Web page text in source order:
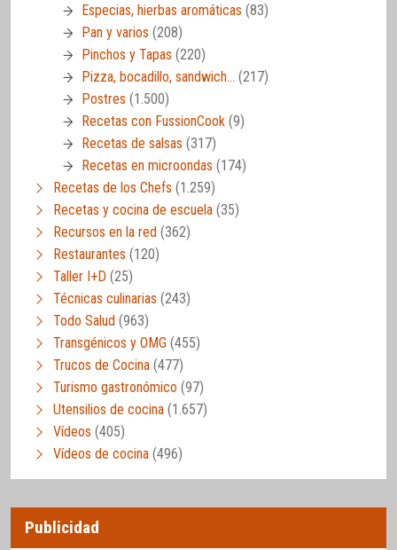
Especias, hierbas aromáticas (83)
Pan y varios (208)
Pinchos y Tapas (220)
Pizza, bocadillo, sandwich… (217)
Postres (1.500)
Recetas con FussionCook (9)
Recetas de salsas (317)
Recetas en microondas (174)
Recetas de los Chefs (1.259)
Recetas y cocina de escuela (35)
Recursos en la red (362)
Restaurantes (120)
Taller I+D (25)
Técnicas culinarias (243)
Todo Salud (963)
Transgénicos y OMG (455)
Trucos de Cocina (477)
Turismo gastronómico (97)
Utensilios de cocina (1.657)
Vídeos (405)
Vídeos de cocina (496)
Publicidad